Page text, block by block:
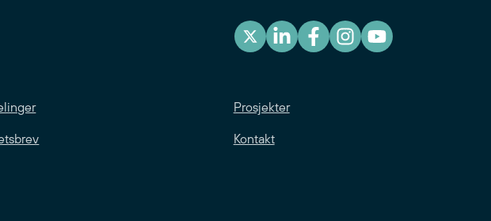
Prosjekter
Kontakt